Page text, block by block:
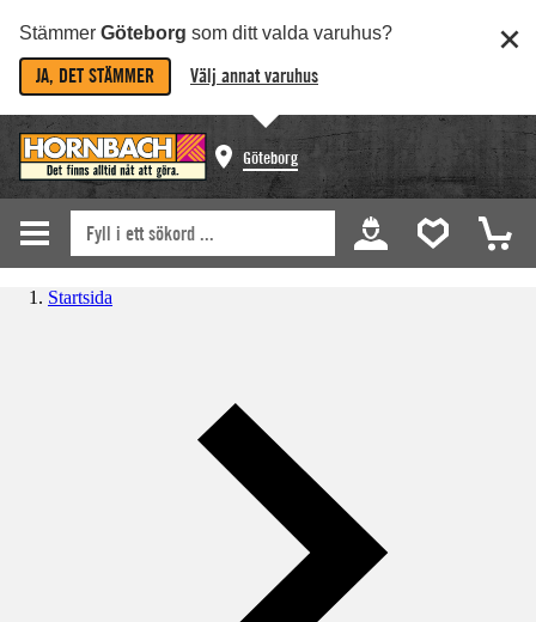
Stämmer Göteborg som ditt valda varuhus?
JA, DET STÄMMER Välj annat varuhus
Göteborg
Startsida